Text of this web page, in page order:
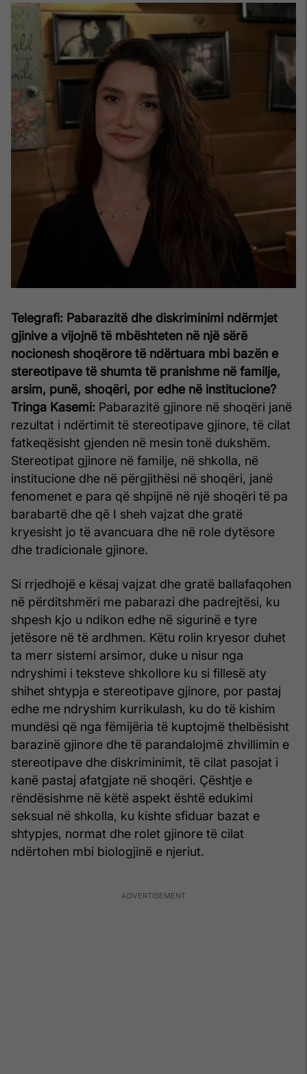
Telegrafi: Pabarazitë dhe diskriminimi ndërmjet
gjinive a vijojnë të mbështeten në një sërë
nocionesh shoqërore të ndërtuara mbi bazën e
stereotipave të shumta të pranishme në familje,
arsim, punë, shoqëri, por edhe në institucione?
Tringa Kasemi: Pabarazitë gjinore në shoqëri janë
rezultat i ndërtimit të stereotipave gjinore, të cilat
fatkeqësisht gjenden në mesin tonë dukshëm.
Stereotipat gjinore në familje, në shkolla, në
institucione dhe në përgjithësi në shoqëri, janë
fenomenet e para që shpijnë në një shoqëri të pa
barabartë dhe që I sheh vajzat dhe gratë
kryesisht jo të avancuara dhe në role dytësore
dhe tradicionale gjinore.
Si rrjedhojë e kësaj vajzat dhe gratë ballafaqohen
në përditshmëri me pabarazi dhe padrejtësi, ku
shpesh kjo u ndikon edhe në sigurinë e tyre
jetësore në të ardhmen. Këtu rolin kryesor duhet
ta merr sistemi arsimor, duke u nisur nga
ndryshimi i teksteve shkollore ku si fillesë aty
shihet shtypja e stereotipave gjinore, por pastaj
edhe me ndryshim kurrikulash, ku do të kishim
mundësi që nga fëmijëria të kuptojmë thelbësisht
barazinë gjinore dhe të parandalojmë zhvillimin e
stereotipave dhe diskriminimit, të cilat pasojat i
kanë pastaj afatgjate në shoqëri. Çështje e
rëndësishme në këtë aspekt është edukimi
seksual në shkolla, ku kishte sfiduar bazat e
shtypjes, normat dhe rolet gjinore të cilat
ndërtohen mbi biologjinë e njeriut.